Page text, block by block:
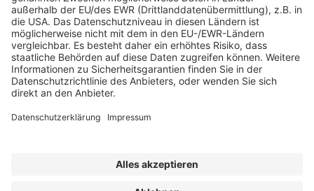
Werben bei uns
Bildrechte|Datenschutz